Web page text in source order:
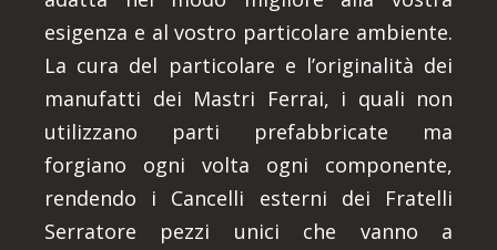
esigenza e al vostro particolare ambiente.
La cura del particolare e l’originalità dei
manufatti dei Mastri Ferrai, i quali non
utilizzano parti prefabbricate ma
forgiano ogni volta ogni componente,
rendendo i Cancelli esterni dei Fratelli
Serratore pezzi unici che vanno a